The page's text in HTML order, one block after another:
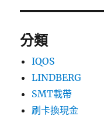
分類
IQOS
LINDBERG
SMT載帶
刷卡換現金